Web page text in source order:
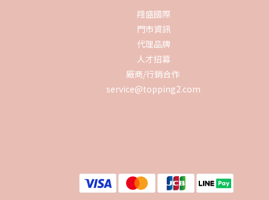
翔盛國際
門市資訊
代理品牌
人才招募
廠商/行銷合作
service@topping2.com